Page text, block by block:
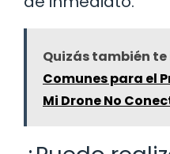
Quizás también te
Comunes para el
Mi Drone No